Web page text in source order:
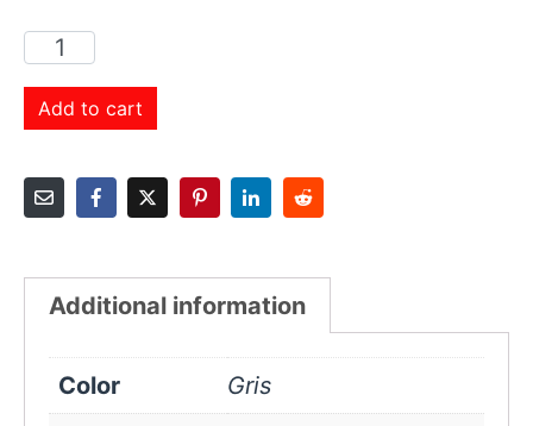
Add to cart
Additional information
Color
Gris